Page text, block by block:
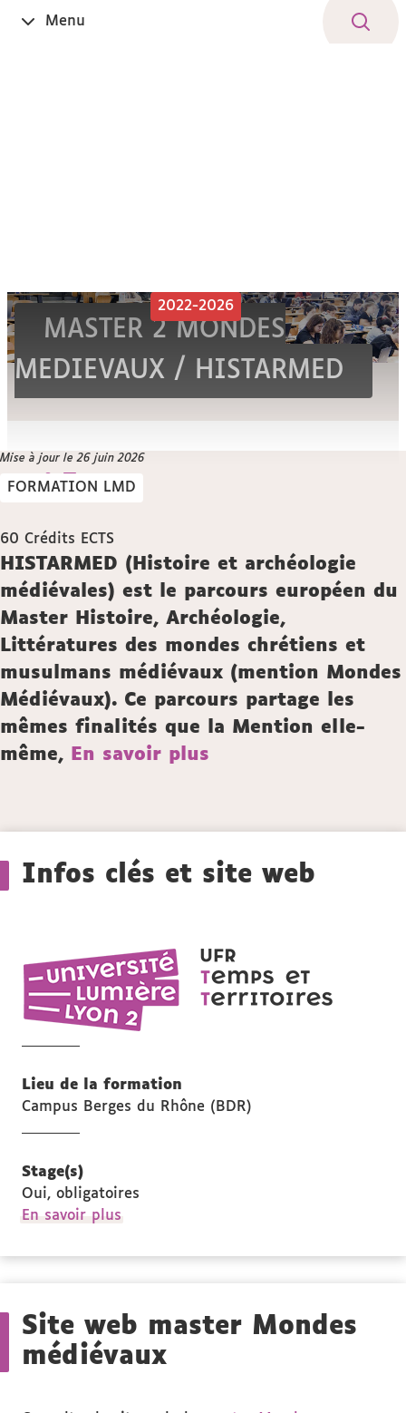
OuvrirMenu
FORMATION LMD
2022-2026
MASTER 2 MONDES
MEDIEVAUX / HISTARMED
Vous
êtes
Accueil
Offre
Mise à jour le 26 juin 2026
60 Crédits ECTS
Description
HISTARMED (Histoire et archéologie
médiévales) est le parcours européen du
Master Histoire, Archéologie,
Littératures des mondes chrétiens et
musulmans médiévaux (mention Mondes
Médiévaux). Ce parcours partage les
mêmes finalités que la Mention elle-
même,
En savoir plus
Infos clés et site web
et
Lieu de la formation
Campus Berges du Rhône (BDR)
Stage(s)
Oui, obligatoires
En savoir plus
des
Site web master Mondes
médiévaux